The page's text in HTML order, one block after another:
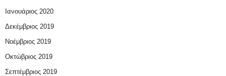
Ιανουάριος 2020
Δεκέμβριος 2019
Νοέμβριος 2019
Οκτώβριος 2019
Σεπτέμβριος 2019